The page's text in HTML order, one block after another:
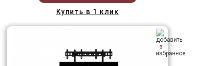
Купить в 1 клик